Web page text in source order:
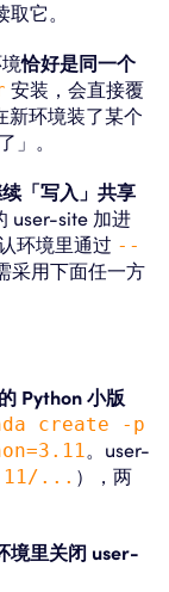
取它。
恰好是同一个
安装，会直接覆
环境装了某个
」。
「写入」共享
user-site 加进
环境里通过 --
采用下面任一方
Python 小版
create -p
。user-
... ），两
境里关闭 user-